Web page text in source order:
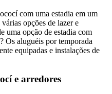
com uma estadia em um
opções de lazer e
uma opção de estadia com
Os aluguéis por temporada
equipadas e instalações de
e arredores